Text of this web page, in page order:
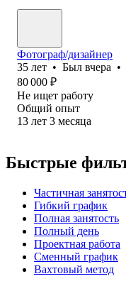
Фотограф/дизайнер
35 лет • Был вчера •
80 000 ₽
Не ищет работу
Общий опыт
13 лет 3 месяца
Быстрые
Частичная
Гибкий график
Полная занятость
Полный день
Проектная работа
Сменный график
Вахтовый метод